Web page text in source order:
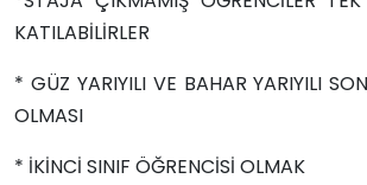
KATILABİLİRLER
* GÜZ YARIYILI VE BAHAR YARIYILI
OLMASI
* İKİNCİ SINIF ÖĞRENCİSİ OLMAK